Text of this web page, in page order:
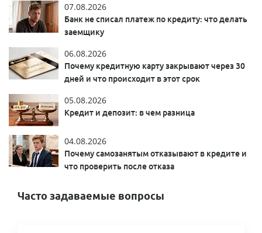
07.08.2026
Банк не списал платеж по кредиту: что делать
заемщику
06.08.2026
Почему кредитную карту закрывают через 30
дней и что происходит в этот срок
05.08.2026
Кредит и депозит: в чем разница
04.08.2026
Почему самозанятым отказывают в кредите и
что проверить после отказа
Часто задаваемые вопросы